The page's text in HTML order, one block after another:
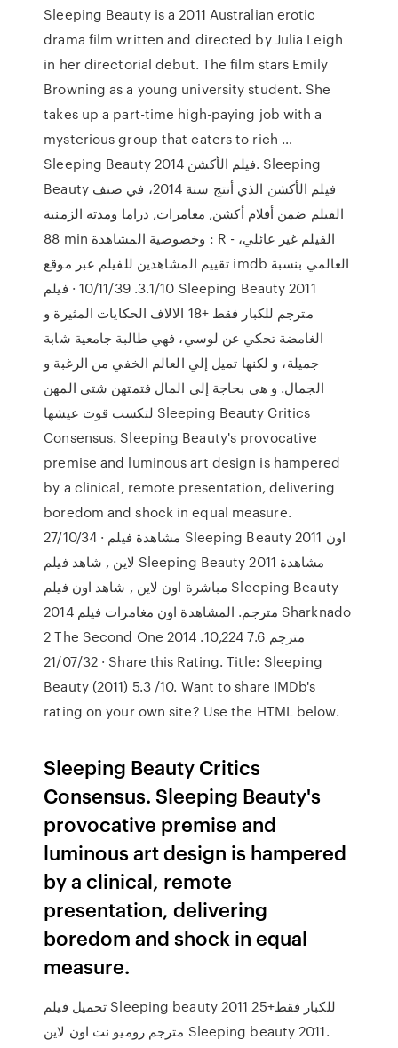
Sleeping Beauty is a 2011 Australian erotic
drama film written and directed by Julia Leigh
in her directorial debut. The film stars Emily
Browning as a young university student. She
takes up a part-time high-paying job with a
mysterious group that caters to rich …
Sleeping Beauty فيلم الأكشن 2014. Sleeping
Beauty فيلم الأكشن الذي أنتج سنة 2014، في صنف
الفيلم ضمن أفلام أكشن, مغامرات, دراما ومدته الزمنية
88 min وخصوصية المشاهدة : R - الفيلم غير عائلي،
تقييم المشاهدين للفيلم عبر موقع imdb العالمي بنسبة
3.1/10. 10/11/39 · فيلم Sleeping Beauty 2011
مترجم للكبار فقط +18 الالاف الحكايات المثيرة و
الغامضة تحكي عن لوسي، فهي طالبة جامعية شابة
جميلة، و لكنها تميل إلي العالم الخفي من الرغبة و
الجمال. و هي بحاجة إلي المال فتمتهن شتي المهن
لتكسب قوت عيشها Sleeping Beauty Critics
Consensus. Sleeping Beauty's provocative
premise and luminous art design is hampered
by a clinical, remote presentation, delivering
boredom and shock in equal measure.
27/10/34 · مشاهدة فيلم Sleeping Beauty 2011 اون
لاين , شاهد فيلم Sleeping Beauty 2011 مشاهدة
مباشرة اون لاين , شاهد اون فيلم Sleeping Beauty
2014 مترجم. المشاهدة اون مغامرات فيلم Sharknado
2 The Second One 2014 مترجم 7.6 10,224.
21/07/32 · Share this Rating. Title: Sleeping
Beauty (2011) 5.3 /10. Want to share IMDb's
rating on your own site? Use the HTML below.
Sleeping Beauty Critics
Consensus. Sleeping Beauty's
provocative premise and
luminous art design is hampered
by a clinical, remote
presentation, delivering
boredom and shock in equal
measure.
تحميل فيلم Sleeping beauty 2011 للكبار فقط+25
مترجم روميو نت اون لاين Sleeping beauty 2011.